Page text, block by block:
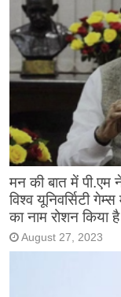
मन की बात में पी.एम
विश्व यूनिवर्सिटी
का नाम रोशन किया है
August 27, 2023